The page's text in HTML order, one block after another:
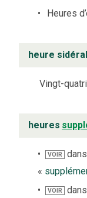
Heures
heure
Vingt-
heures
VOIR
«
VOIR